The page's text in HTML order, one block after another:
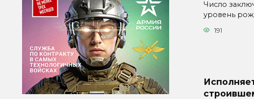
Число
уровень
191